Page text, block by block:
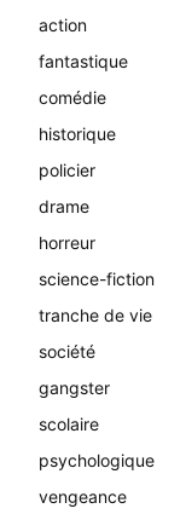
action
fantastique
comédie
historique
policier
drame
horreur
science-fiction
tranche de vie
société
gangster
scolaire
psychologique
vengeance